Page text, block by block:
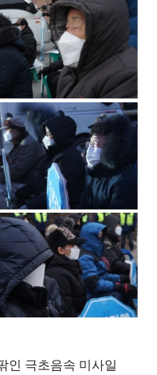
인 극초음속 미사일